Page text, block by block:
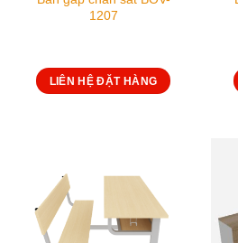
1207
LIÊN HỆ ĐẶT HÀNG